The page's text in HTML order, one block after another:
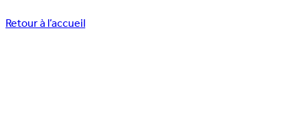
Retour à l’accueil